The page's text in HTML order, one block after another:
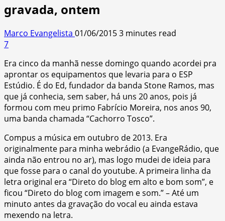
gravada, ontem
Marco Evangelista 01/06/20153 minutes read
7
Era cinco da manhã nesse domingo quando acordei pra
aprontar os equipamentos que levaria para o ESP
Estúdio. É do Ed, fundador da banda Stone Ramos, mas
que já conhecia, sem saber, há uns 20 anos, pois já
formou com meu primo Fabrício Moreira, nos anos 90,
uma banda chamada “Cachorro Tosco”.
Compus a música em outubro de 2013. Era
originalmente para minha webrádio (a EvangeRádio, que
ainda não entrou no ar), mas logo mudei de ideia para
que fosse para o canal do youtube. A primeira linha da
letra original era “Direto do blog em alto e bom som”, e
ficou “Direto do blog com imagem e som.” – Até um
minuto antes da gravação do vocal eu ainda estava
mexendo na letra.